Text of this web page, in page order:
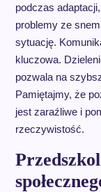
podczas
problemy ze
sytuację.
kluczowa.
pozwala na
Pamiętajmy, że
jest zaraźliwe i
rzeczywistość.